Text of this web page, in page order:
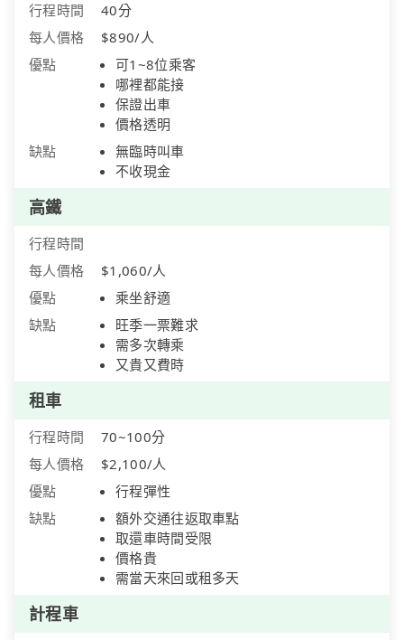
行程時間
40分
每人價格
$890/人
優點
可1~8位乘客
哪裡都能接
保證出車
價格透明
缺點
無臨時叫車
不收現金
高鐵
行程時間
每人價格
$1,060/人
優點
乘坐舒適
缺點
旺季一票難求
需多次轉乘
又貴又費時
租車
行程時間
70~100分
每人價格
$2,100/人
優點
行程彈性
缺點
額外交通往返取車點
取還車時間受限
價格貴
需當天來回或租多天
計程車